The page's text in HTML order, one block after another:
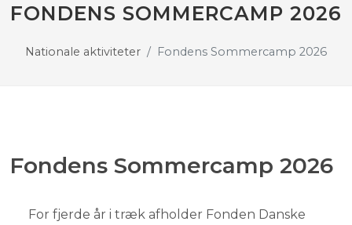
FONDENS SOMMERCAMP 2026
Nationale aktiviteter Fondens Sommercamp 2026
Fondens Sommercamp 2026
For fjerde år i træk afholder Fonden Danske